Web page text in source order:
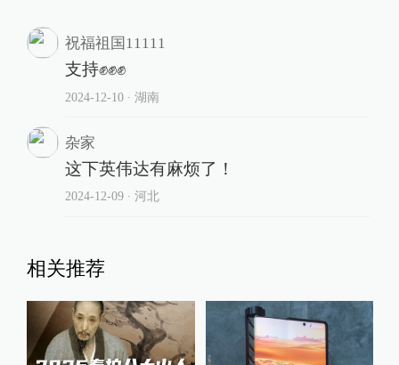
祝福祖国11111
支持✊✊✊
2024-12-10∙ 湖南
杂家
这下英伟达有麻烦了！
2024-12-09∙ 河北
相关推荐